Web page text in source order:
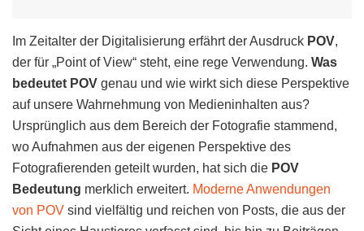
Im Zeitalter der Digitalisierung erfährt der Ausdruck POV,
der für „Point of View“ steht, eine rege Verwendung. Was
bedeutet POV genau und wie wirkt sich diese Perspektive
auf unsere Wahrnehmung von Medieninhalten aus?
Ursprünglich aus dem Bereich der Fotografie stammend,
wo Aufnahmen aus der eigenen Perspektive des
Fotografierenden geteilt wurden, hat sich die POV
Bedeutung merklich erweitert. Moderne Anwendungen
von POV sind vielfältig und reichen von Posts, die aus der